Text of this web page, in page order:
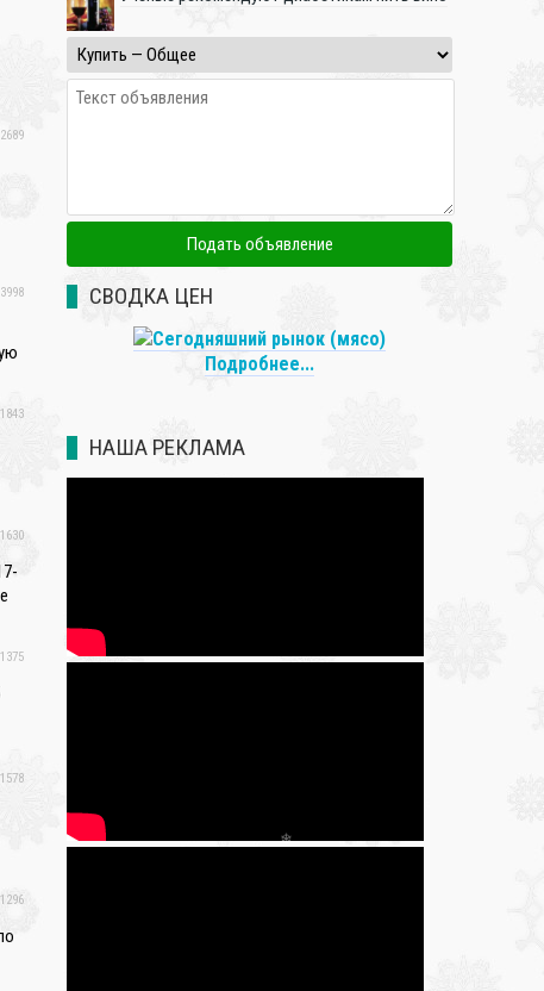
2689
3998
1843
1630
1375
1578
1296
СВОДКА ЦЕН
Подробнее...
НАША РЕКЛАМА